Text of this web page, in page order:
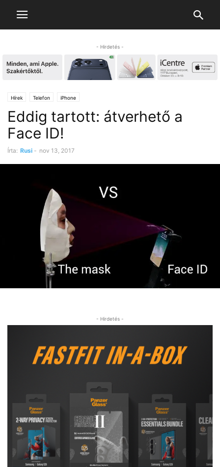
- Hirdetés -
Hírek Telefon iPhone
Eddig tartott: átverhető a
Face ID!
Írta: Rusi - nov 13, 2017
- Hirdetés -